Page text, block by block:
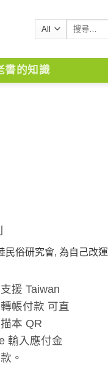
搜
鍵
書的知識
民俗研究會,為自己改運
援 Taiwan
帳付款 可直
本 QR
輸入應付金
。